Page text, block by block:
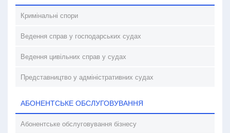
Кримінальні спори
Ведення справ у господарських судах
Ведення цивільних справ у судах
Представництво у адміністративних судах
АБОНЕНТСЬКЕ ОБСЛУГОВУВАННЯ
Абонентське обслуговування бізнесу